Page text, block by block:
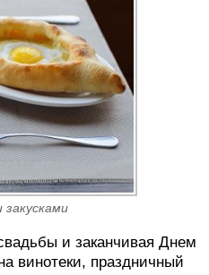
и заканчивая Днем
винотеки, праздничный